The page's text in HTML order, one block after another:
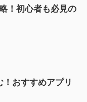
！初心者も必見の
おすすめアプリ